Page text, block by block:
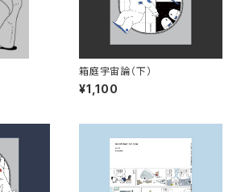
箱庭宇宙論（下）
¥1,100